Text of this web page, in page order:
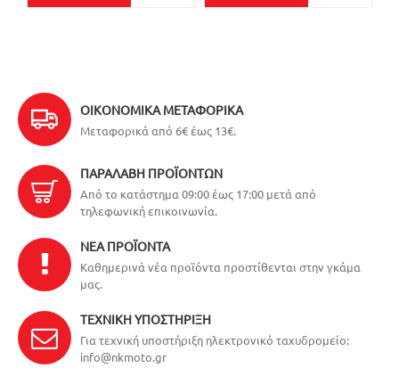
ΟΙΚΟΝΟΜΙΚΆ ΜΕΤΑΦΟΡΙΚΆ
Μεταφορικά από 6€ έως 13€.
ΠΑΡΑΛΑΒΉ ΠΡΟΪΌΝΤΩΝ
Από το κατάστημα 09:00 έως 17:00 μετά από
τηλεφωνική επικοινωνία.
ΝΈΑ ΠΡΟΪΌΝΤΑ
Καθημερινά νέα προϊόντα προστίθενται στην γκάμα
μας.
ΤΕΧΝΙΚΉ ΥΠΟΣΤΉΡΙΞΗ
Για τεχνική υποστήριξη ηλεκτρονικό ταχυδρομείο:
info@nkmoto.gr